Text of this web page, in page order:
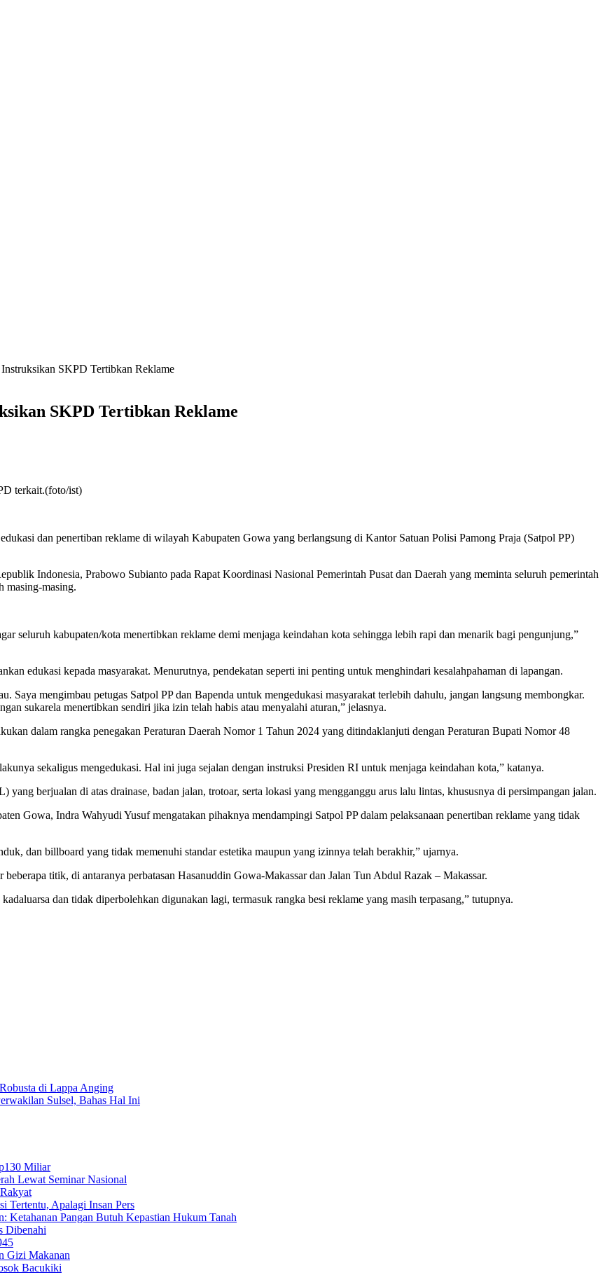
SKPD Tertibkan Reklame
SKPD Tertibkan Reklame
terkait.(foto/ist)
dan penertiban reklame di wilayah Kabupaten Gowa yang berlangsung di Kantor Satuan Polisi Pamong Praja (Satpol PP)
Indonesia, Prabowo Subianto pada Rapat Koordinasi Nasional Pemerintah Pusat dan Daerah yang meminta seluruh pemerintah
masing-masing.
seluruh kabupaten/kota menertibkan reklame demi menjaga keindahan kota sehingga lebih rapi dan menarik bagi pengunjung,”
edukasi kepada masyarakat. Menurutnya, pendekatan seperti ini penting untuk menghindari kesalahpahaman di lapangan.
mengimbau petugas Satpol PP dan Bapenda untuk mengedukasi masyarakat terlebih dahulu, jangan langsung membongkar.
sukarela menertibkan sendiri jika izin telah habis atau menyalahi aturan,” jelasnya.
dalam rangka penegakan Peraturan Daerah Nomor 1 Tahun 2024 yang ditindaklanjuti dengan Peraturan Bupati Nomor 48
sekaligus mengedukasi. Hal ini juga sejalan dengan instruksi Presiden RI untuk menjaga keindahan kota,” katanya.
berjualan di atas drainase, badan jalan, trotoar, serta lokasi yang mengganggu arus lalu lintas, khususnya di persimpangan jalan.
Gowa, Indra Wahyudi Yusuf mengatakan pihaknya mendampingi Satpol PP dalam pelaksanaan penertiban reklame yang tidak
dan billboard yang tidak memenuhi standar estetika maupun yang izinnya telah berakhir,” ujarnya.
titik, di antaranya perbatasan Hasanuddin Gowa-Makassar dan Jalan Tun Abdul Razak – Makassar.
dan tidak diperbolehkan digunakan lagi, termasuk rangka besi reklame yang masih terpasang,” tutupnya.
di Lappa Anging
Sulsel, Bahas Hal Ini
Miliar
Lewat Seminar Nasional
Tertentu, Apalagi Insan Pers
Ketahanan Pangan Butuh Kepastian Hukum Tanah
Dibenahi
Gizi Makanan
Bacukiki